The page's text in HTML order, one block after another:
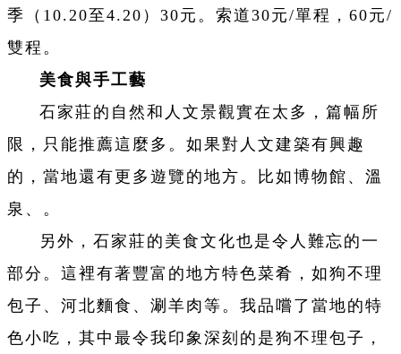
季（10.20至4.20）30元。索道30元/單程，60元/
雙程。
美食與手工藝
石家莊的自然和人文景觀實在太多，篇幅所
限，只能推薦這麼多。如果對人文建築有興趣
的，當地還有更多遊覽的地方。比如博物館、溫
泉、。
另外，石家莊的美食文化也是令人難忘的一
部分。這裡有著豐富的地方特色菜肴，如狗不理
包子、河北麵食、涮羊肉等。我品嚐了當地的特
色小吃，其中最令我印象深刻的是狗不理包子，